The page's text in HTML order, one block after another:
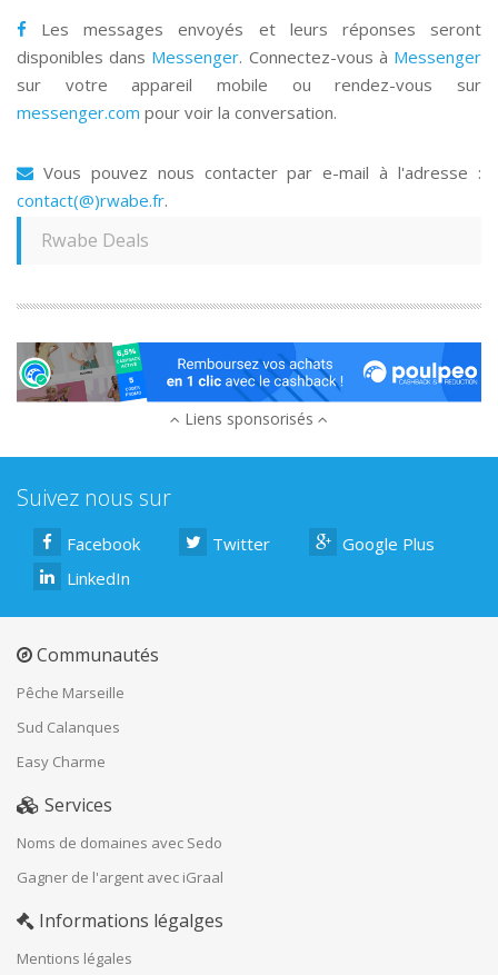
Les messages envoyés et leurs réponses seront
disponibles dans Messenger. Connectez-vous à Messenger
sur votre appareil mobile ou rendez-vous sur
messenger.com pour voir la conversation.
Vous pouvez nous contacter par e-mail à l'adresse :
contact(@)rwabe.fr.
Rwabe Deals
Liens sponsorisés
Suivez nous sur
Facebook Twitter
Google Plus
LinkedIn
Communautés
Pêche Marseille
Sud Calanques
Easy Charme
Services
Noms de domaines avec Sedo
Gagner de l'argent avec iGraal
Informations légalges
Mentions légales